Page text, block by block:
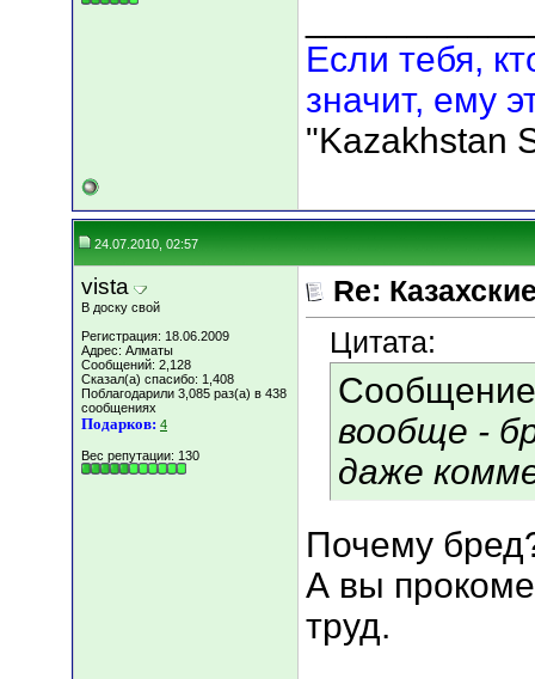
Если тебя,
значит, ему
"Kazakhstan
24.07.2010, 02:57
vista
В доску свой
Регистрация: 18.06.2009
Адрес: Алматы
Сообщений: 2,128
Сказал(а) спасибо: 1,408
Поблагодарили 3,085 раз(а) в 438
сообщениях
Подарков: 4
Вес репутации: 130
Re:
Цитата:
вообще -
даже
Почему
А вы
труд.